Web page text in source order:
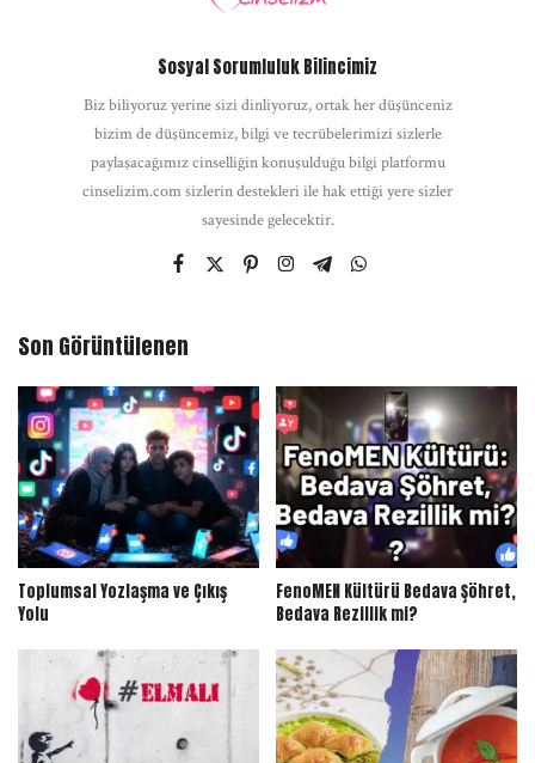
Sosyal Sorumluluk Bilincimiz
Biz biliyoruz yerine sizi dinliyoruz, ortak her düşünceniz
bizim de düşüncemiz, bilgi ve tecrübelerimizi sizlerle
paylaşacağımız cinselliğin konuşulduğu bilgi platformu
cinselizim.com sizlerin destekleri ile hak ettiği yere sizler
sayesinde gelecektir.
Son Görüntülenen
Toplumsal Yozlaşma ve Çıkış
Yolu
FenoMEN Kültürü Bedava Şöhret,
Bedava Rezillik mi?